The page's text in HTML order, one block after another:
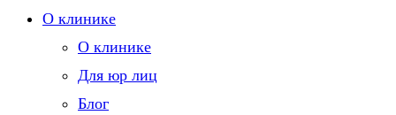
О клинике
О клинике
Для юр лиц
Блог